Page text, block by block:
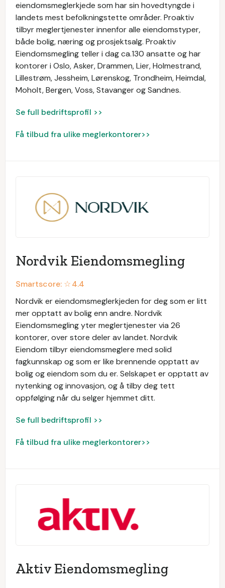
eiendomsmeglerkjede som har sin hovedtyngde i
landets mest befolkningstette områder. Proaktiv
tilbyr meglertjenester innenfor alle eiendomstyper,
både bolig, næring og prosjektsalg. Proaktiv
Eiendomsmegling teller i dag ca.130 ansatte og har
kontorer i Oslo, Asker, Drammen, Lier, Holmestrand,
Lillestrøm, Jessheim, Lørenskog, Trondheim, Heimdal,
Moholt, Bergen, Voss, Stavanger og Sandnes.
Se full bedriftsprofil >>
Få tilbud fra ulike meglerkontorer>>
Nordvik Eiendomsmegling
Smartscore: ☆4.4
Nordvik er eiendomsmeglerkjeden for deg som er litt
mer opptatt av bolig enn andre. Nordvik
Eiendomsmegling yter meglertjenester via 26
kontorer, over store deler av landet. Nordvik
Eiendom tilbyr eiendomsmeglere med solid
fagkunnskap og som er like brennende opptatt av
bolig og eiendom som du er. Selskapet er opptatt av
nytenking og innovasjon, og å tilby deg tett
oppfølging når du selger hjemmet ditt.
Se full bedriftsprofil >>
Få tilbud fra ulike meglerkontorer>>
Aktiv Eiendomsmegling